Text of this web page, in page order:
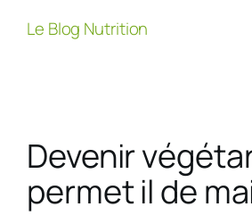
Le Blog Nutrition
Devenir
permet il de